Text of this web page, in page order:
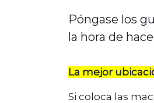
Póngase los
la hora de
La mejor
Si coloca las